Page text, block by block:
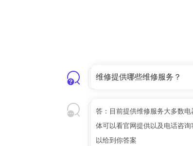
维修提供哪些维修服务？
答：目前提供维修服务大多数电
体可以看官网提供以及电话咨询
以给到你答案